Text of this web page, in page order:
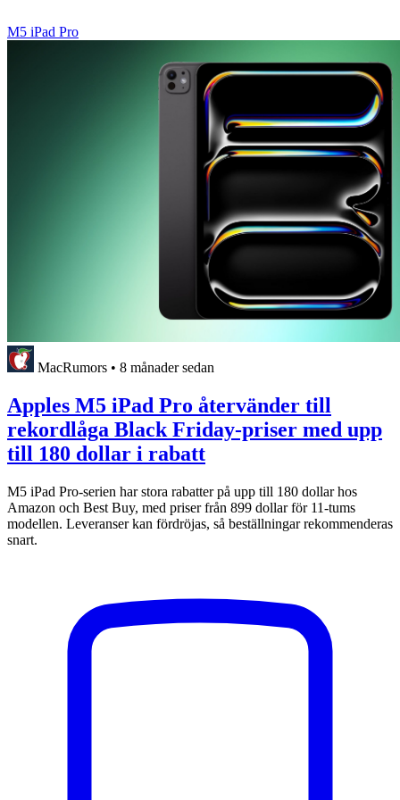
M5 iPad Pro
MacRumors • 8 månader sedan
Apples M5 iPad Pro återvänder till
rekordlåga Black Friday-priser med upp
till 180 dollar i rabatt
M5 iPad Pro-serien har stora rabatter på upp till 180 dollar hos
Amazon och Best Buy, med priser från 899 dollar för 11-tums
modellen. Leveranser kan fördröjas, så beställningar rekommenderas
snart.